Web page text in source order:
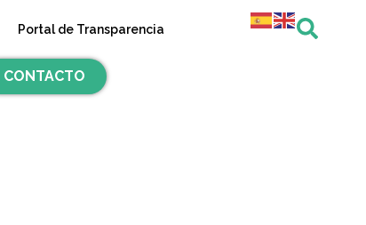
Portal de Transparencia
CONTACTO